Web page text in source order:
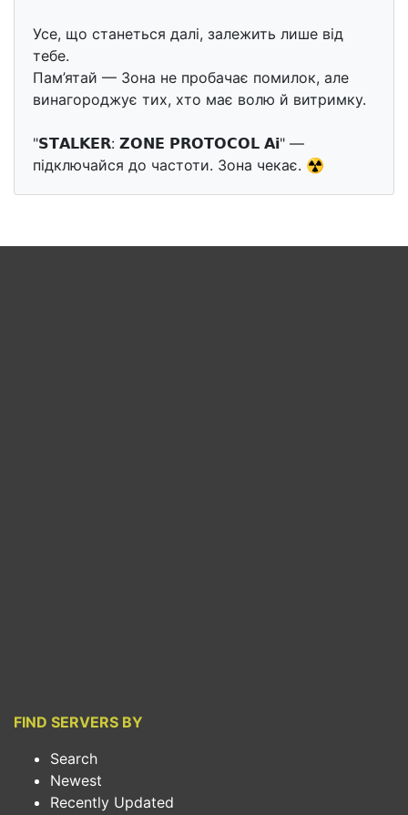
Усе, що станеться далі, залежить лише від
тебе.
Пам’ятай — Зона не пробачає помилок, але
винагороджує тих, хто має волю й витримку.
"𝗦𝗧𝗔𝗟𝗞𝗘𝗥: 𝗭𝗢𝗡𝗘 𝗣𝗥𝗢𝗧𝗢𝗖𝗢𝗟 𝗔𝗶" —
підключайся до частоти. Зона чекає. ☢️
FIND SERVERS BY
Search
Newest
Recently Updated